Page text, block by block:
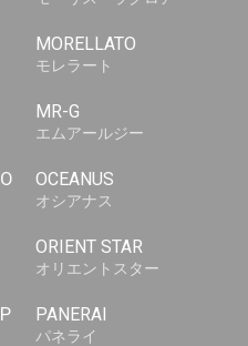
MORELLATO
モレラート
MR-G
エムアールジー
O OCEANUS
オシアナス
ORIENT STAR
オリエントスター
P PANERAI
パネライ